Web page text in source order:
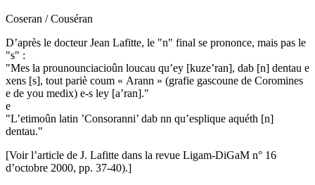
Coseran / Couséran
D’après le docteur Jean Lafitte, le "n" final se prononce, mais pas le
"s" :
"Mes la prounounciacioûn loucau qu’ey [kuze’ran], dab [n] dentau e
xens [s], tout pariè coum « Arann » (grafie gascoune de Coromines
e de you medix) e-s ley [a’ran]."
e
"L’etimoûn latin ’Consoranni’ dab nn qu’esplique aquéth [n]
dentau."
[Voir l’article de J. Lafitte dans la revue Ligam-DiGaM n° 16
d’octobre 2000, pp. 37-40).]